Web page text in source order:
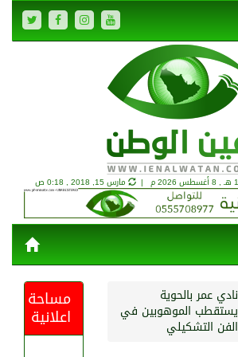
8 أغسطس 2026 م | مارس 15, 2018 , 0:18 ص
مساحة
اعلانية
نادي عمر بالحوية
يستقطب الموهوبين في
الفن التشكيلي